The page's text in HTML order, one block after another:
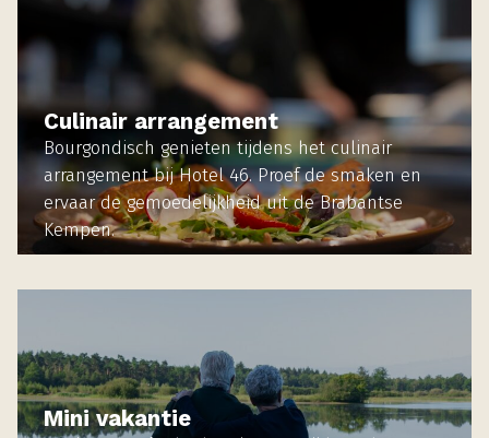
Culinair arrangement
Bourgondisch genieten tijdens het culinair
arrangement bij Hotel 46. Proef de smaken en
ervaar de gemoedelijkheid uit de Brabantse
Kempen.
Mini vakantie